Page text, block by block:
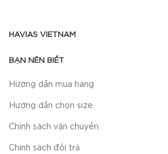
HAVIAS VIETNAM
BẠN NÊN BIẾT
Hướng dẫn mua hàng
Hướng dẫn chọn size
Chính sách vận chuyển
Chính sách đổi trả